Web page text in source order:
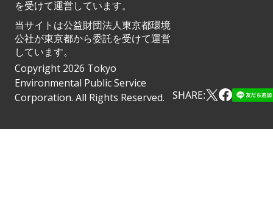
を受けて運営しています。
当サイトは公益財団法人東京都環境
公社が東京都から委託を受けて運営
しています。
Copyright 2026 Tokyo
Environmental Public Service
Corporation. All Rights Reserved.
SHARE: